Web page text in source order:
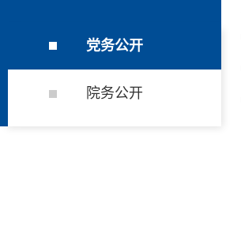
党务公开
院务公开